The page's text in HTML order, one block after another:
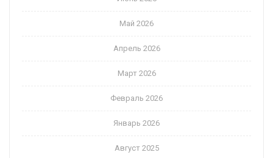
Май 2026
Апрель 2026
Март 2026
Февраль 2026
Январь 2026
Август 2025